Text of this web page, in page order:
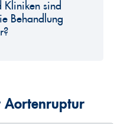
Kliniken sind
Behandlung
Aortenruptur